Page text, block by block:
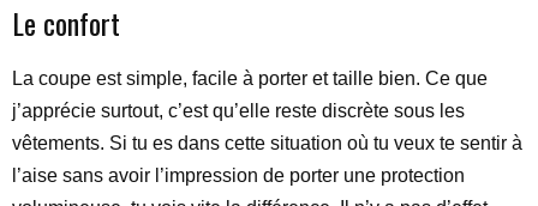
Le confort
La coupe est simple, facile à porter et taille bien. Ce que
j’apprécie surtout, c’est qu’elle reste discrète sous les
vêtements. Si tu es dans cette situation où tu veux te sentir à
l’aise sans avoir l’impression de porter une protection